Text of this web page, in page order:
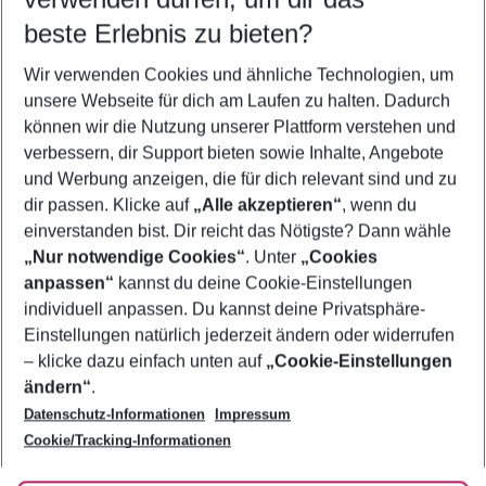
5-8 Nächte
2 Erwachsene Keine Kinder
Mehr Filter anzeigen
Footer
Footer navigation
Über uns
AGB
Bestpreisgarantie
Cookie-Einstellungen ändern
Cookie-Richtlinie
Agenturbetreuung
Barrierefreies Reisen
Folge uns
beste Erlebnis zu bieten?
Wir verwenden Cookies und ähnliche Technologien, um
unsere Webseite für dich am Laufen zu halten. Dadurch
können wir die Nutzung unserer Plattform verstehen und
verbessern, dir Support bieten sowie Inhalte, Angebote
und Werbung anzeigen, die für dich relevant sind und zu
dir passen. Klicke auf „Alle akzeptieren“, wenn du
einverstanden bist. Dir reicht das Nötigste? Dann wähle
„Nur notwendige Cookies“. Unter „Cookies
anpassen“ kannst du deine Cookie-Einstellungen
individuell anpassen. Du kannst deine Privatsphäre-
Einstellungen natürlich jederzeit ändern oder widerrufen
– klicke dazu einfach unten auf „Cookie-Einstellungen
ändern“.
Datenschutz-Informationen
Impressum
Cookie/Tracking-Informationen